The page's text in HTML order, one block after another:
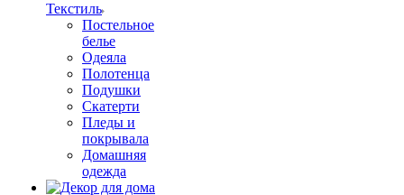
Текстиль
Постельное
белье
Одеяла
Полотенца
Подушки
Скатерти
Пледы и
покрывала
Домашняя
одежда